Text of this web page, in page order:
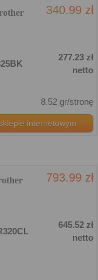
340.99 zł
277.23 zł
netto
8.52 gr/stronę
internetowym
793.99 zł
645.52 zł
netto